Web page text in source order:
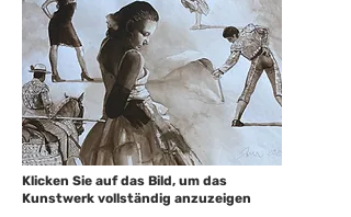
Klicken Sie auf das Bild, um das
Kunstwerk vollständig anzuzeigen